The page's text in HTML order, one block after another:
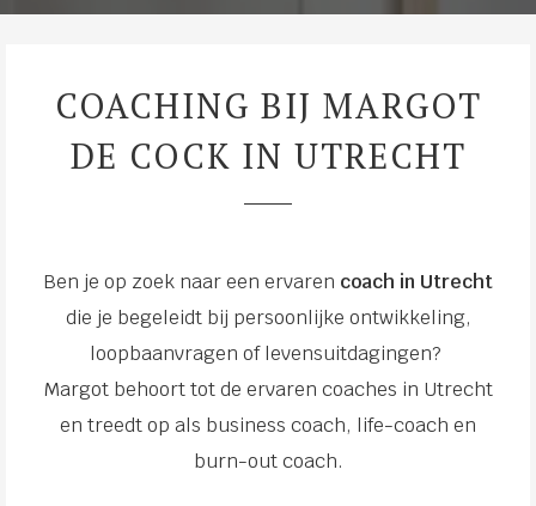
COACHING BIJ MARGOT
DE COCK IN UTRECHT
Ben je op zoek naar een ervaren coach in Utrecht
die je begeleidt bij persoonlijke ontwikkeling,
loopbaanvragen of levensuitdagingen?
Margot behoort tot de ervaren coaches in Utrecht
en treedt op als business coach, life-coach en
burn-out coach.